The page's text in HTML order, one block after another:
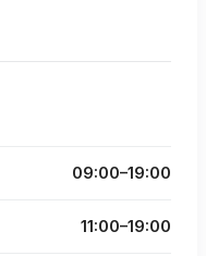
09:00–19:00
11:00–19:00